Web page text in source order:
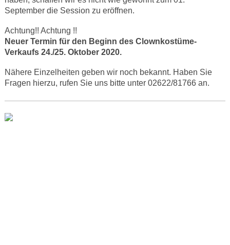
September die Session zu eröffnen.
Achtung!! Achtung !!
Neuer Termin für den Beginn des Clownkostüme-
Verkaufs 24./25. Oktober 2020.
Nähere Einzelheiten geben wir noch bekannt. Haben Sie
Fragen hierzu, rufen Sie uns bitte unter 02622/81766 an.